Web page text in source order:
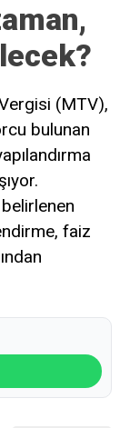
(MTV),
bulunan
belirlenen
faiz